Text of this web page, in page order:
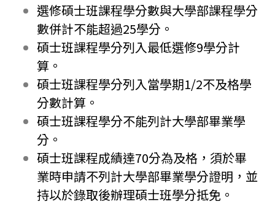
選修碩士班課程學分數與大學部課程學分
數併計不能超過25學分。
碩士班課程學分列入最低選修9學分計
算。
碩士班課程學分列入當學期1/2不及格學
分數計算。
碩士班課程學分不能列計大學部畢業學
分。
碩士班課程成績達70分為及格，須於畢
業時申請不列計大學部畢業學分證明，並
持以於錄取後辦理碩士班學分抵免。